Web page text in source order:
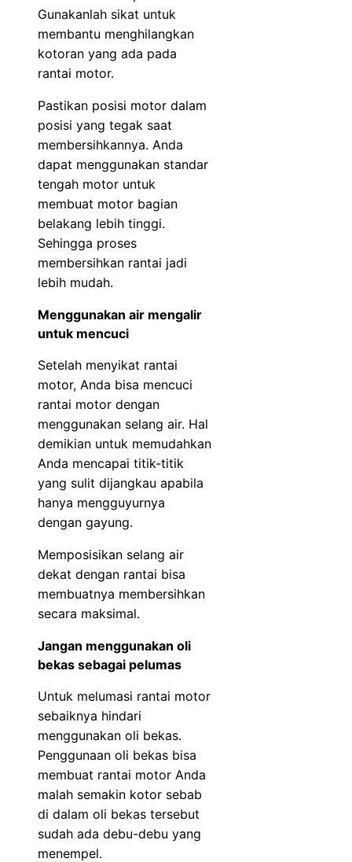
Gunakanlah sikat untuk
membantu menghilangkan
kotoran yang ada pada
rantai motor.
Pastikan posisi motor dalam
posisi yang tegak saat
membersihkannya. Anda
dapat menggunakan standar
tengah motor untuk
membuat motor bagian
belakang lebih tinggi.
Sehingga proses
membersihkan rantai jadi
lebih mudah.
Menggunakan air mengalir
untuk mencuci
Setelah menyikat rantai
motor, Anda bisa mencuci
rantai motor dengan
menggunakan selang air. Hal
demikian untuk memudahkan
Anda mencapai titik-titik
yang sulit dijangkau apabila
hanya mengguyurnya
dengan gayung.
Memposisikan selang air
dekat dengan rantai bisa
membuatnya membersihkan
secara maksimal.
Jangan menggunakan oli
bekas sebagai pelumas
Untuk melumasi rantai motor
sebaiknya hindari
menggunakan oli bekas.
Penggunaan oli bekas bisa
membuat rantai motor Anda
malah semakin kotor sebab
di dalam oli bekas tersebut
sudah ada debu-debu yang
menempel.